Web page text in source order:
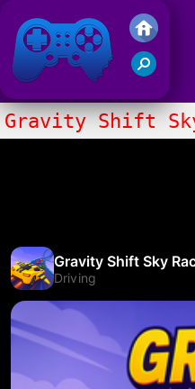
Juegos Friv 2020
Gravity Shift